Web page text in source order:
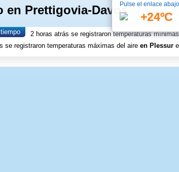
en Prettigovia-Davos Hora local
2 horas atrás se registraron temperaturas
se registraron temperaturas máximas del aire en Plessur
Pulse el enlace
+24ºC